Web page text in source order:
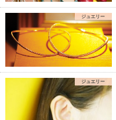
ジュエリー
ジュエリー